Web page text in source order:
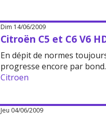
Dim 14/06/2009
Citroën C5 et C6 V6
En dépit de normes
progresse encore par bond.
Citroen
Jeu 04/06/2009